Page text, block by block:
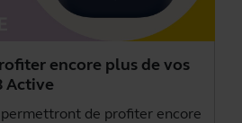
encore plus de vos
Active
permettront de profiter encore